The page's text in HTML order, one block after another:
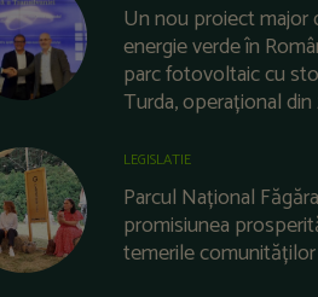
Un nou proiect major
energie verde în
parc fotovoltaic cu
Turda, operațional
LEGISLATIE
Parcul Național
promisiunea
temerile